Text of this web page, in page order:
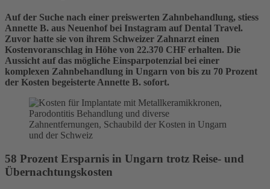
Auf der Suche nach einer preiswerten Zahnbehandlung, stiess
Annette B. aus Neuenhof bei Instagram auf Dental Travel.
Zuvor hatte sie von ihrem Schweizer Zahnarzt einen
Kostenvoranschlag in Höhe von 22.370 CHF erhalten. Die
Aussicht auf das mögliche Einsparpotenzial bei einer
komplexen Zahnbehandlung in Ungarn von bis zu 70 Prozent
der Kosten begeisterte Annette B. sofort.
58 Prozent Ersparnis in Ungarn trotz Reise- und
Übernachtungskosten